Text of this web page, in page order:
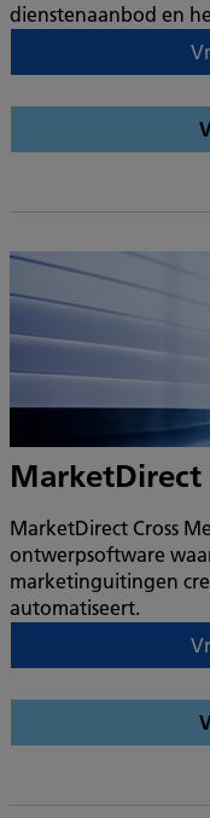
dienstenaanbod en
MarketDirect
MarketDirect Cross
ontwerpsoftware
marketinguitingen
automatiseert.